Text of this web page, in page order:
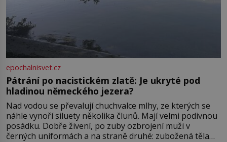
epochalnisvet.cz
Pátrání po nacistickém zlatě: Je ukryté pod
hladinou německého jezera?
Nad vodou se převalují chuchvalce mlhy, ze kterých se
náhle vynoří siluety několika člunů. Mají velmi podivnou
posádku. Dobře živení, po zuby ozbrojení muži v
černých uniformách a na straně druhé: zubožená těla